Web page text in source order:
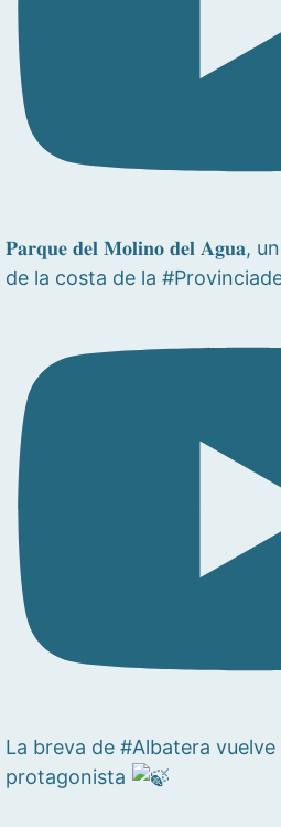
𝐏𝐚𝐫𝐪𝐮𝐞 𝐝𝐞𝐥 𝐌𝐨𝐥𝐢𝐧𝐨 𝐝𝐞𝐥 𝐀𝐠𝐮𝐚,
de la costa de la
La breva de #Albatera
protagonista